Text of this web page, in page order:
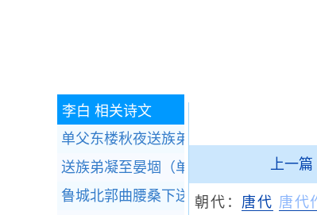
上一篇
朝代： 唐代 唐代
李白 相关诗文
单父东楼秋夜送族弟沈之秦（时凝弟在席
送族弟凝至晏堌（单父三十里）
李白
鲁城北郭曲腰桑下送张子还嵩阳李白